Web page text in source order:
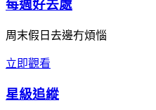
每週好去處
周末假日去邊冇煩惱
立即觀看
星級追縱